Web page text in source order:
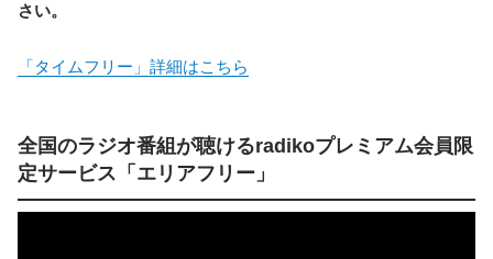
さい。
「タイムフリー」詳細はこちら
全国のラジオ番組が聴けるradikoプレミアム会員限
定サービス「エリアフリー」